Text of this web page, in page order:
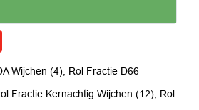
Wijchen (4), Rol Fractie D66
Fractie Kernachtig Wijchen (12), Rol